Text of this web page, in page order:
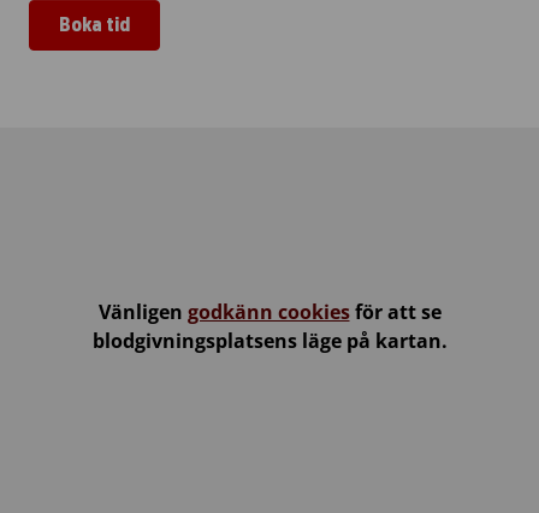
Vänligen godkänn cookiesför att se
blodgivningsplatsens läge på kartan.
Boka tid
Hangö Stadshusets Festsal & foajé